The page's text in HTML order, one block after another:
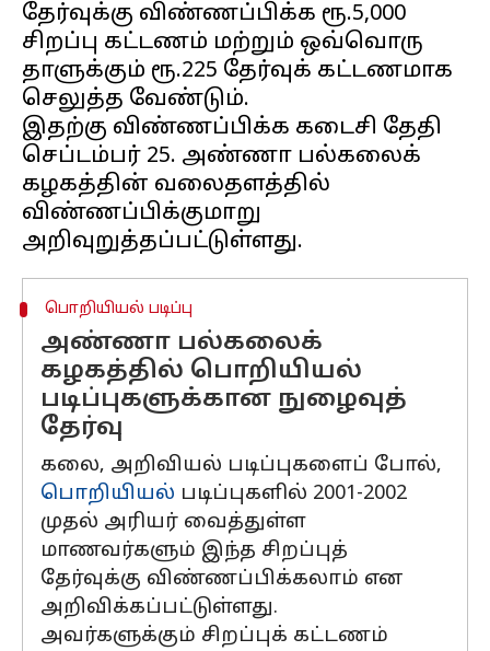
தேர்வுக்கு விண்ணப்பிக்க ரூ.5,000
சிறப்பு கட்டணம் மற்றும் ஒவ்வொரு
தாளுக்கும் ரூ.225 தேர்வுக் கட்டணமாக
செலுத்த வேண்டும்.
இதற்கு விண்ணப்பிக்க கடைசி தேதி
செப்டம்பர் 25. அண்ணா பல்கலைக்
கழகத்தின் வலைதளத்தில்
விண்ணப்பிக்குமாறு
பொறியியல் படிப்பு
அண்ணா பல்கலைக்
கழகத்தில் பொறியியல்
படிப்புகளுக்கான நுழைவுத்
தேர்வு
கலை, அறிவியல் படிப்புகளைப் போல்,
பொறியியல் படிப்புகளில் 2001-2002
முதல் அரியர் வைத்துள்ள
மாணவர்களும் இந்த சிறப்புத்
தேர்வுக்கு விண்ணப்பிக்கலாம் என
அறிவிக்கப்பட்டுள்ளது.
அவர்களுக்கும் சிறப்புக் கட்டணம்